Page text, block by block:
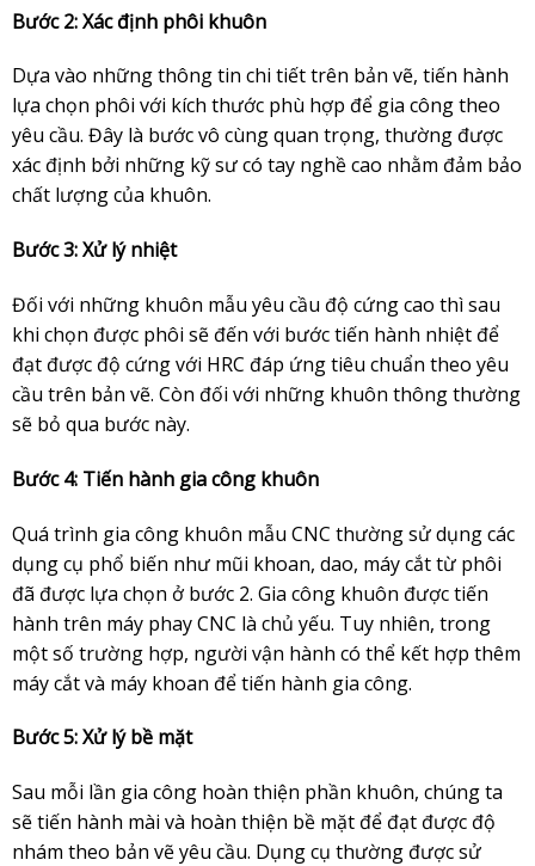
Bước 2: Xác định phôi khuôn
Dựa vào những thông tin chi tiết trên bản vẽ, tiến hành
lựa chọn phôi với kích thước phù hợp để gia công theo
yêu cầu. Đây là bước vô cùng quan trọng, thường được
xác định bởi những kỹ sư có tay nghề cao nhằm đảm bảo
chất lượng của khuôn.
Bước 3: Xử lý nhiệt
Đối với những khuôn mẫu yêu cầu độ cứng cao thì sau
khi chọn được phôi sẽ đến với bước tiến hành nhiệt để
đạt được độ cứng với HRC đáp ứng tiêu chuẩn theo yêu
cầu trên bản vẽ. Còn đối với những khuôn thông thường
sẽ bỏ qua bước này.
Bước 4: Tiến hành gia công khuôn
Quá trình gia công khuôn mẫu CNC thường sử dụng các
dụng cụ phổ biến như mũi khoan, dao, máy cắt từ phôi
đã được lựa chọn ở bước 2. Gia công khuôn được tiến
hành trên máy phay CNC là chủ yếu. Tuy nhiên, trong
một số trường hợp, người vận hành có thể kết hợp thêm
máy cắt và máy khoan để tiến hành gia công.
Bước 5: Xử lý bề mặt
Sau mỗi lần gia công hoàn thiện phần khuôn, chúng ta
sẽ tiến hành mài và hoàn thiện bề mặt để đạt được độ
nhám theo bản vẽ yêu cầu. Dụng cụ thường được sử